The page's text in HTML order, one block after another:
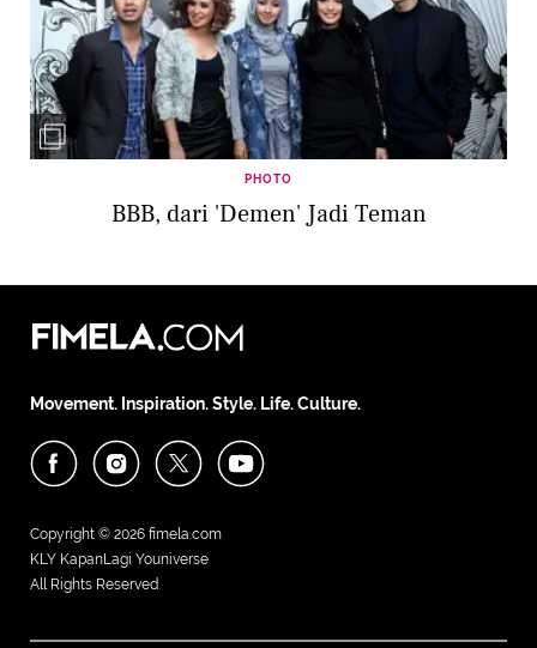
PHOTO
BBB, dari 'Demen' Jadi Teman
Movement. Inspiration. Style. Life. Culture.
Copyright © 2026 fimela.com
KLY KapanLagi Youniverse
All Rights Reserved